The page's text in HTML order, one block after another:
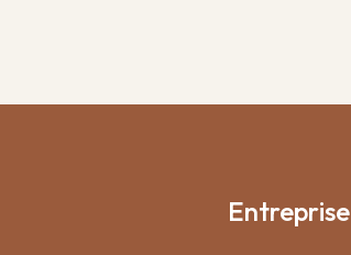
Entreprise